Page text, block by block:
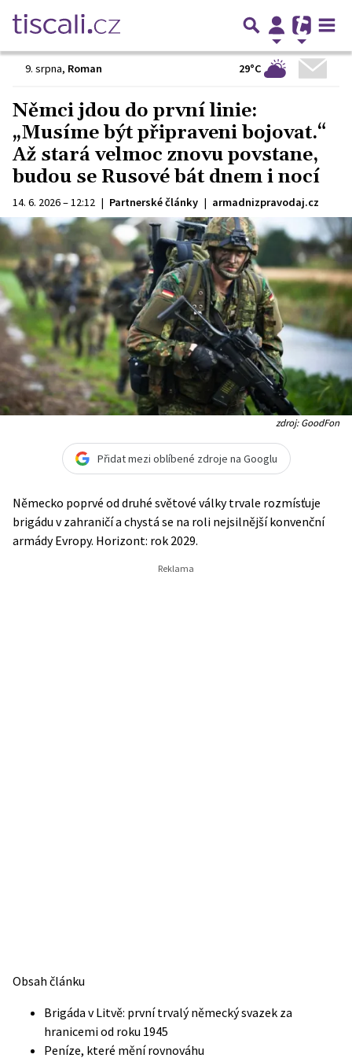
9. srpna, Roman 29°C
Němci jdou do první linie:
„Musíme být připraveni bojovat.“
Až stará velmoc znovu povstane,
budou se Rusové bát dnem i nocí
14. 6. 2026 – 12:12 | Partnerské články | armadnizpravodaj.cz
zdroj: GoodFon
Přidat mezi oblíbené zdroje na Googlu
Německo poprvé od druhé světové války trvale rozmísťuje
brigádu v zahraničí a chystá se na roli nejsilnější konvenční
armády Evropy. Horizont: rok 2029.
Obsah článku
Brigáda v Litvě: první trvalý německý svazek za
hranicemi od roku 1945
Peníze, které mění rovnováhu